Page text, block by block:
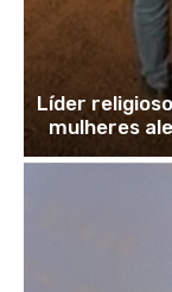
Líder
mulheres